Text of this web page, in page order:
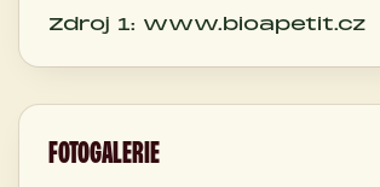
Zdroj 1: www.bioapetit.cz
FOTOGALERIE